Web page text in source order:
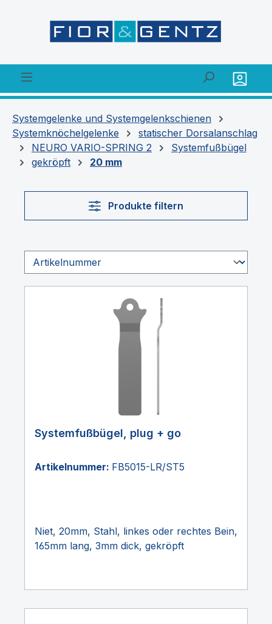
Systemgelenke und Systemgelenkschienen
Systemknöchelgelenke
statischer Dorsalanschlag
NEURO VARIO-SPRING 2
Systemfußbügel
gekröpft
20 mm
Produkte filtern
Systemfußbügel, plug + go
Artikelnummer: FB5015-LR/ST5
Niet, 20mm, Stahl, linkes oder rechtes Bein,
165mm lang, 3mm dick, gekröpft